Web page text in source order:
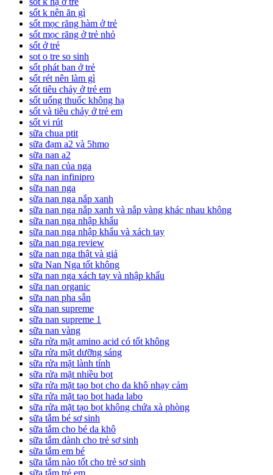
sốt k nên ăn gì
sốt mọc răng hàm ở trẻ
sốt mọc răng ở trẻ nhỏ
sốt ở trẻ
sot o tre so sinh
sốt phát ban ở trẻ
sốt rét nên làm gì
sốt tiêu chảy ở trẻ em
sốt uống thuốc không hạ
sốt và tiêu chảy ở trẻ em
sốt vi rút
sữa chua ptit
sữa đạm a2 và 5hmo
sữa nan a2
sữa nan của nga
sữa nan infinipro
sữa nan nga
sữa nan nga nắp xanh
sữa nan nga nắp xanh và nắp vàng khác nhau không
sữa nan nga nhập khẩu
sữa nan nga nhập khẩu và xách tay
sữa nan nga review
sữa nan nga thật và giả
sữa Nan Nga tốt không
sữa nan nga xách tay và nhập khẩu
sữa nan organic
sữa nan pha sẵn
sữa nan supreme
sữa nan supreme 1
sữa nan vàng
sữa rửa mặt amino acid có tốt không
sữa rửa mặt dưỡng sáng
sữa rửa mặt lành tính
sữa rửa mặt nhiều bọt
sữa rửa mặt tạo bọt cho da khô nhạy cảm
sữa rửa mặt tạo bọt hada labo
sữa rửa mặt tạo bọt không chứa xà phòng
sữa tắm bé sơ sinh
sữa tắm cho bé da khô
sữa tắm dành cho trẻ sơ sinh
sữa tắm em bé
sữa tắm nào tốt cho trẻ sơ sinh